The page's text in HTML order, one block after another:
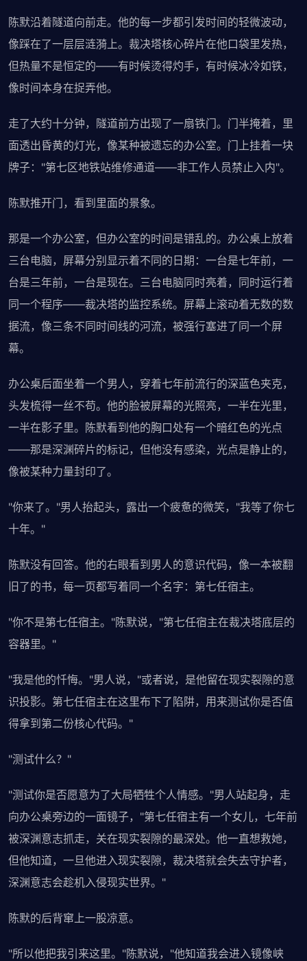
陈默沿着隧道向前走。他的每一步都引发时间的轻微波动，
像踩在了一层层涟漪上。裁决塔核心碎片在他口袋里发热，
但热量不是恒定的——有时候烫得灼手，有时候冰冷如铁，
像时间本身在捉弄他。
走了大约十分钟，隧道前方出现了一扇铁门。门半掩着，里
面透出昏黄的灯光，像某种被遗忘的办公室。门上挂着一块
牌子："第七区地铁站维修通道——非工作人员禁止入内"。
陈默推开门，看到里面的景象。
那是一个办公室，但办公室的时间是错乱的。办公桌上放着
三台电脑，屏幕分别显示着不同的日期：一台是七年前，一
台是三年前，一台是现在。三台电脑同时亮着，同时运行着
同一个程序——裁决塔的监控系统。屏幕上滚动着无数的数
据流，像三条不同时间线的河流，被强行塞进了同一个屏
幕。
办公桌后面坐着一个男人，穿着七年前流行的深蓝色夹克，
头发梳得一丝不苟。他的脸被屏幕的光照亮，一半在光里，
一半在影子里。陈默看到他的胸口处有一个暗红色的光点
——那是深渊碎片的标记，但他没有感染，光点是静止的，
像被某种力量封印了。
"你来了。"男人抬起头，露出一个疲惫的微笑，"我等了你七
十年。"
陈默没有回答。他的右眼看到男人的意识代码，像一本被翻
旧了的书，每一页都写着同一个名字：第七任宿主。
"你不是第七任宿主。"陈默说，"第七任宿主在裁决塔底层的
容器里。"
"我是他的忏悔。"男人说，"或者说，是他留在现实裂隙的意
识投影。第七任宿主在这里布下了陷阱，用来测试你是否值
得拿到第二份核心代码。"
"测试什么？"
"测试你是否愿意为了大局牺牲个人情感。"男人站起身，走
向办公桌旁边的一面镜子，"第七任宿主有一个女儿，七年前
被深渊意志抓走，关在现实裂隙的最深处。他一直想救她，
但他知道，一旦他进入现实裂隙，裁决塔就会失去守护者，
深渊意志会趁机入侵现实世界。"
陈默的后背窜上一股凉意。
"所以他把我引来这里。"陈默说，"他知道我会进入镜像峡